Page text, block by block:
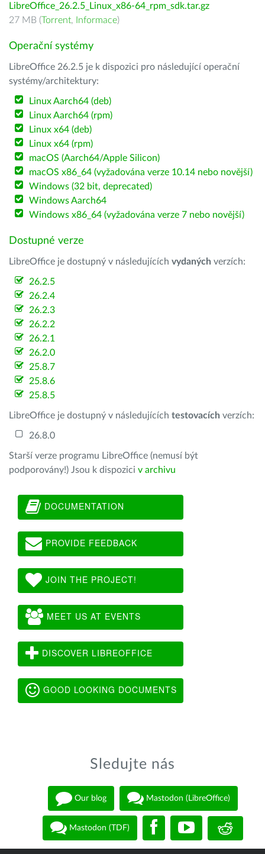
LibreOffice_26.2.5_Linux_x86-64_rpm_sdk.tar.gz
27 MB (Torrent, Informace)
Operační systémy
LibreOffice 26.2.5 je k dispozici pro následující operační
systémy/architektury:
Linux Aarch64 (deb)
Linux Aarch64 (rpm)
Linux x64 (deb)
Linux x64 (rpm)
macOS (Aarch64/Apple Silicon)
macOS x86_64 (vyžadována verze 10.14 nebo novější)
Windows (32 bit, deprecated)
Windows Aarch64
Windows x86_64 (vyžadována verze 7 nebo novější)
Dostupné verze
LibreOffice je dostupný v následujících vydaných verzích:
26.2.5
26.2.4
26.2.3
26.2.2
26.2.1
26.2.0
25.8.7
25.8.6
25.8.5
LibreOffice je dostupný v následujících testovacích verzích:
26.8.0
Starší verze programu LibreOffice (nemusí být
podporovány!) Jsou k dispozici v archivu
DOCUMENTATION
PROVIDE FEEDBACK
JOIN THE PROJECT!
MEET US AT EVENTS
DISCOVER LIBREOFFICE
GOOD LOOKING DOCUMENTS
Sledujte nás
Our blog Mastodon (LibreOffice)
Mastodon (TDF)